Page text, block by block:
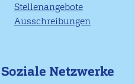
Stellenangebote
Ausschreibungen
Soziale Netzwerke